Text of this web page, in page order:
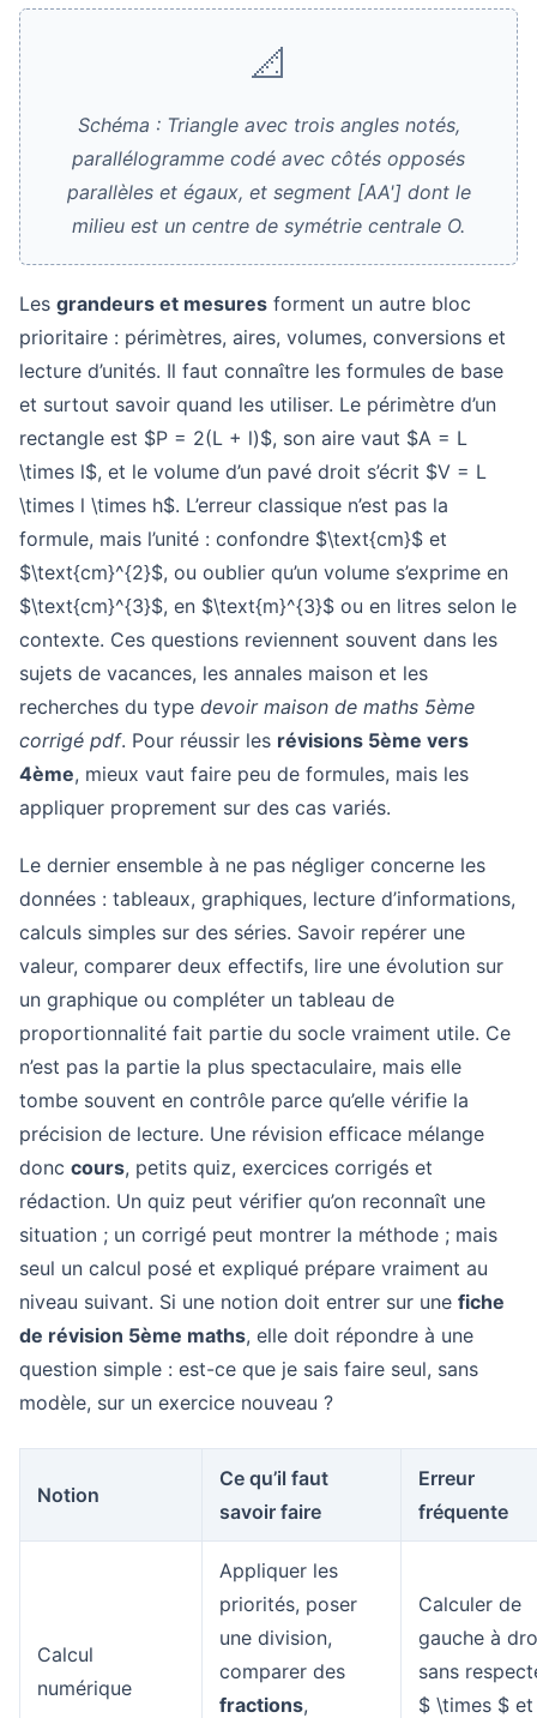
📐
Schéma : Triangle avec trois angles notés,
parallélogramme codé avec côtés opposés
parallèles et égaux, et segment [AA'] dont le
milieu est un centre de symétrie centrale O.
Les grandeurs et mesures forment un autre bloc
prioritaire : périmètres, aires, volumes, conversions et
lecture d’unités. Il faut connaître les formules de base
et surtout savoir quand les utiliser. Le périmètre d’un
rectangle est $P = 2(L + l)$, son aire vaut $A = L
\times l$, et le volume d’un pavé droit s’écrit $V = L
\times l \times h$. L’erreur classique n’est pas la
formule, mais l’unité : confondre $\text{cm}$ et
$\text{cm}^{2}$, ou oublier qu’un volume s’exprime en
$\text{cm}^{3}$, en $\text{m}^{3}$ ou en litres selon le
contexte. Ces questions reviennent souvent dans les
sujets de vacances, les annales maison et les
recherches du type devoir maison de maths 5ème
corrigé pdf. Pour réussir les révisions 5ème vers
4ème, mieux vaut faire peu de formules, mais les
appliquer proprement sur des cas variés.
Le dernier ensemble à ne pas négliger concerne les
données : tableaux, graphiques, lecture d’informations,
calculs simples sur des séries. Savoir repérer une
valeur, comparer deux effectifs, lire une évolution sur
un graphique ou compléter un tableau de
proportionnalité fait partie du socle vraiment utile. Ce
n’est pas la partie la plus spectaculaire, mais elle
tombe souvent en contrôle parce qu’elle vérifie la
précision de lecture. Une révision efficace mélange
donc cours, petits quiz, exercices corrigés et
rédaction. Un quiz peut vérifier qu’on reconnaît une
situation ; un corrigé peut montrer la méthode ; mais
seul un calcul posé et expliqué prépare vraiment au
niveau suivant. Si une notion doit entrer sur une fiche
de révision 5ème maths, elle doit répondre à une
question simple : est-ce que je sais faire seul, sans
modèle, sur un exercice nouveau ?
Notion
Ce qu’il faut
savoir faire
Erreur
fréquente
Calcul
numérique
Appliquer les
priorités, poser
une division,
comparer des
fractions,
Calculer de
gauche à
sans
$ \times $